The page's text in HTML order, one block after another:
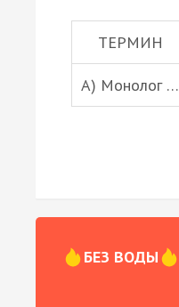
ТЕРМИН
А) Монолог …
БЕЗ ВОДЫ